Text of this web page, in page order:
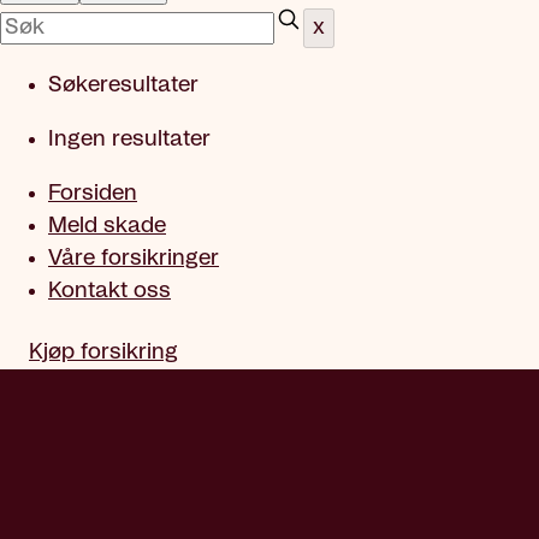
x
Søkeresultater
Ingen resultater
Forsiden
Meld skade
Våre forsikringer
Kontakt oss
Kjøp forsikring